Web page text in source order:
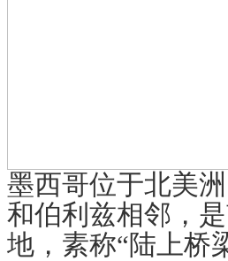
墨西哥位于北美
和伯利兹相邻，
地，素称“陆上桥